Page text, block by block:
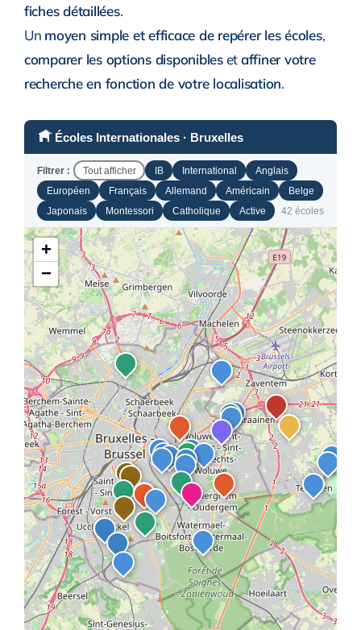
fiches détaillées.
Un moyen simple et efficace de repérer les écoles,
comparer les options disponiblesetaffiner votre
recherche en fonction de votre localisation.